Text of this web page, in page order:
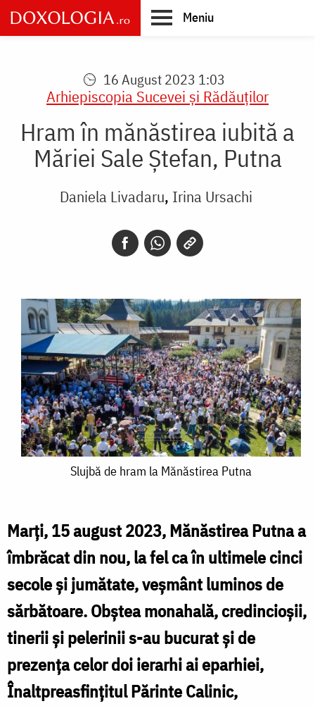
Skip
to
main
Meniu
16 August 2023 1:03
Arhiepiscopia Sucevei şi Rădăuţilor
Hram în mănăstirea iubită a
Măriei Sale Ștefan, Putna
Daniela Livadaru Irina Ursachi
hram
la
Mănăstirea
Putna
Slujbă de hram la Mănăstirea Putna
Marți, 15 august 2023, Mănăstirea Putna a
îmbrăcat din nou, la fel ca în ultimele cinci
secole și jumătate, veșmânt luminos de
sărbătoare. Obștea monahală, credincioșii,
tinerii și pelerinii s-au bucurat și de
prezența celor doi ierarhi ai eparhiei,
Înaltpreasfințitul Părinte Calinic,